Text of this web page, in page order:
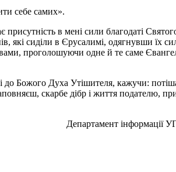
себе самих».
в мені сили благодаті
які сиділи в Єрусалимі, одягнувши їх
проголошуючи одне й те саме
до Божого Духа Утішителя, кажучи:
скарбе дібр і життя подателю,
Департамент інформації